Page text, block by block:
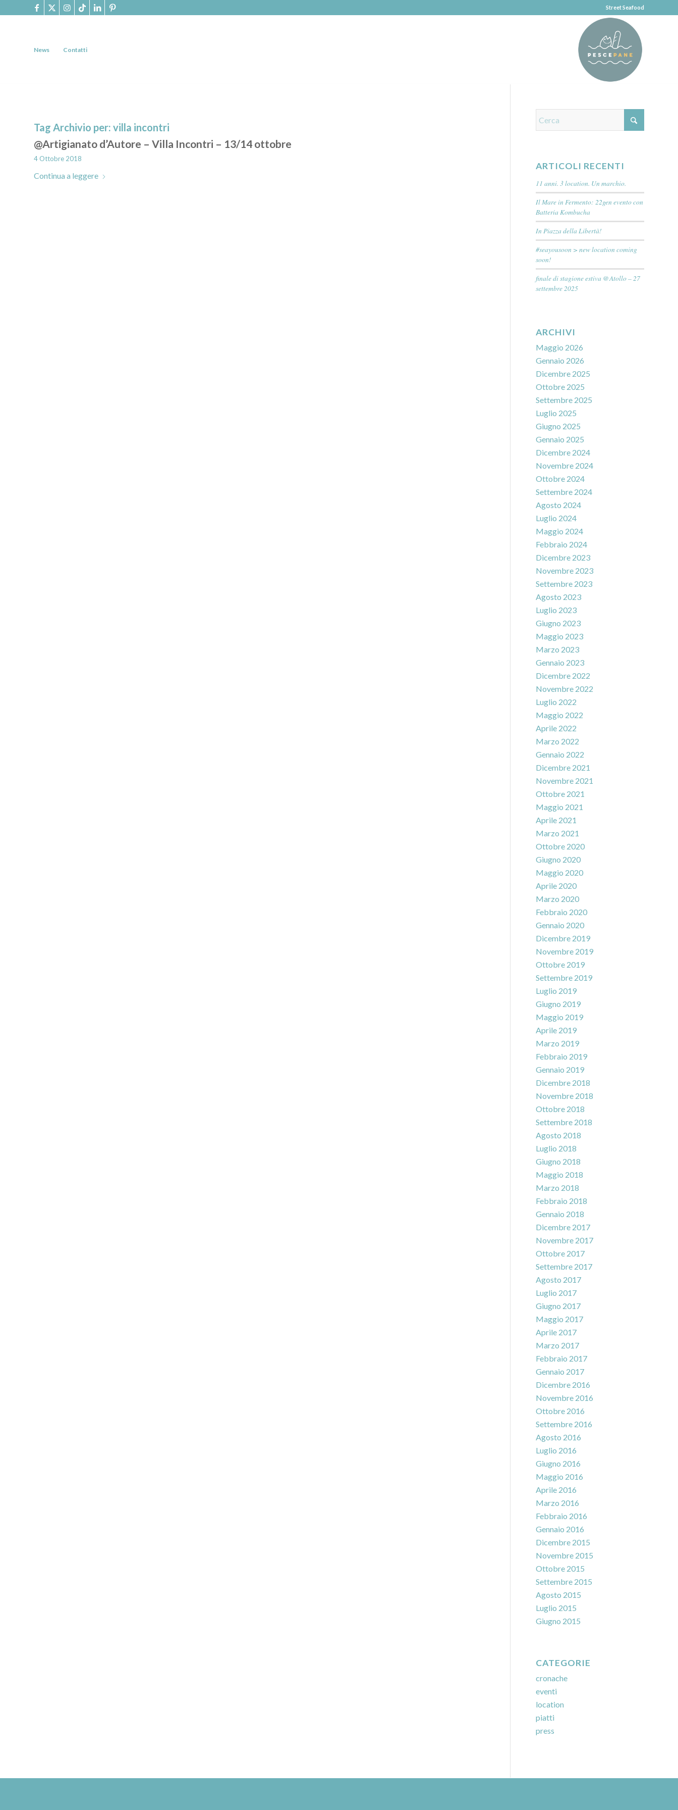
Street Seafood
News Contatti
Tag Archivio per: villa incontri
@Artigianato d’Autore – Villa Incontri – 13/14 ottobre
4 Ottobre 2018
Continua a leggere
ARTICOLI RECENTI
11 anni. 3 location. Un marchio.
Il Mare in Fermento: 22gen evento con
Batteria Kombucha
In Piazza della Libertà!
#seayousoon > new location coming
soon!
finale di stagione estiva @Atollo – 27
settembre 2025
ARCHIVI
Maggio 2026
Gennaio 2026
Dicembre 2025
Ottobre 2025
Settembre 2025
Luglio 2025
Giugno 2025
Gennaio 2025
Dicembre 2024
Novembre 2024
Ottobre 2024
Settembre 2024
Agosto 2024
Luglio 2024
Maggio 2024
Febbraio 2024
Dicembre 2023
Novembre 2023
Settembre 2023
Agosto 2023
Luglio 2023
Giugno 2023
Maggio 2023
Marzo 2023
Gennaio 2023
Dicembre 2022
Novembre 2022
Luglio 2022
Maggio 2022
Aprile 2022
Marzo 2022
Gennaio 2022
Dicembre 2021
Novembre 2021
Ottobre 2021
Maggio 2021
Aprile 2021
Marzo 2021
Ottobre 2020
Giugno 2020
Maggio 2020
Aprile 2020
Marzo 2020
Febbraio 2020
Gennaio 2020
Dicembre 2019
Novembre 2019
Ottobre 2019
Settembre 2019
Luglio 2019
Giugno 2019
Maggio 2019
Aprile 2019
Marzo 2019
Febbraio 2019
Gennaio 2019
Dicembre 2018
Novembre 2018
Ottobre 2018
Settembre 2018
Agosto 2018
Luglio 2018
Giugno 2018
Maggio 2018
Marzo 2018
Febbraio 2018
Gennaio 2018
Dicembre 2017
Novembre 2017
Ottobre 2017
Settembre 2017
Agosto 2017
Luglio 2017
Giugno 2017
Maggio 2017
Aprile 2017
Marzo 2017
Febbraio 2017
Gennaio 2017
Dicembre 2016
Novembre 2016
Ottobre 2016
Settembre 2016
Agosto 2016
Luglio 2016
Giugno 2016
Maggio 2016
Aprile 2016
Marzo 2016
Febbraio 2016
Gennaio 2016
Dicembre 2015
Novembre 2015
Ottobre 2015
Settembre 2015
Agosto 2015
Luglio 2015
Giugno 2015
CATEGORIE
cronache
eventi
location
piatti
press